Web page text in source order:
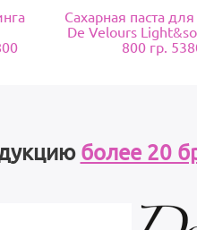
Сахарная паста
De Velours
800 гр.
более 20